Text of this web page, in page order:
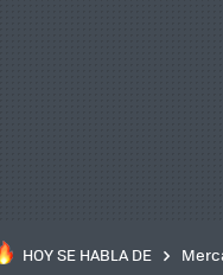
HOY SE HABLA DE